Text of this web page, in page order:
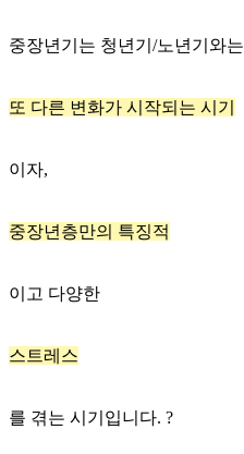
중장년기는 청년기/노년기와는
또 다른 변화가 시작되는 시기
이자,
중장년층만의 특징적
이고 다양한
스트레스
를 겪는 시기입니다. ?